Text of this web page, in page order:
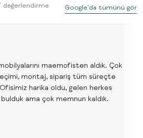
değerlendirme Google'da tümünü gör
maemofisten aldık. Çok
montaj, sipariş tüm süreçte
harika oldu, gelen herkes
bulduk ama çok memnun kaldık.